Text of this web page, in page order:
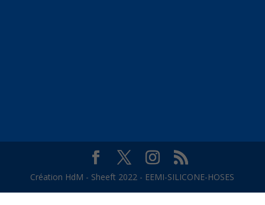
Création HdM - Sheeft 2022 - EEMI-SILICONE-HOSES